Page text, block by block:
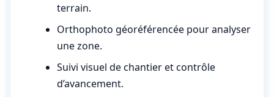
terrain.
Orthophoto géoréférencée pour analyser
une zone.
Suivi visuel de chantier et contrôle
d’avancement.